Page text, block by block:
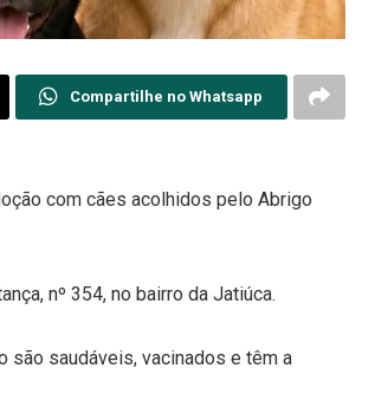
Compartilhe no Whatsapp
com cães acolhidos pelo Abrigo
nº 354, no bairro da Jatiúca.
são saudáveis, vacinados e têm a